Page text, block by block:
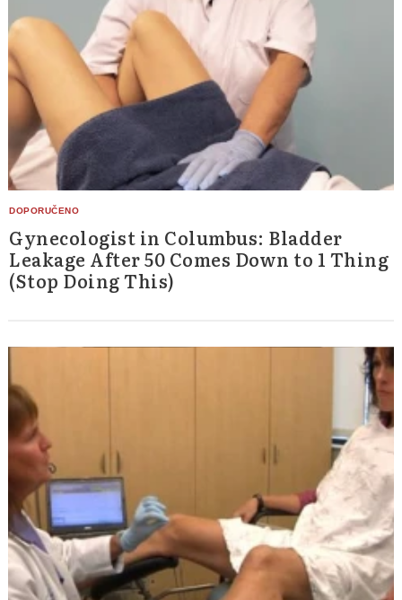
Gynecologist in Columbus: Bladder
Leakage After 50 Comes Down to 1 Thing
(Stop Doing This)